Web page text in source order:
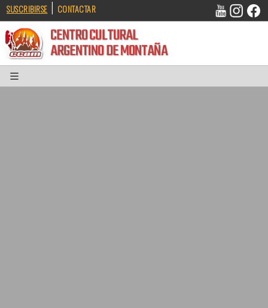
SUSCRIBIRSE | CONTACTAR
CENTRO CULTURAL
ARGENTINO DE MONTAÑA